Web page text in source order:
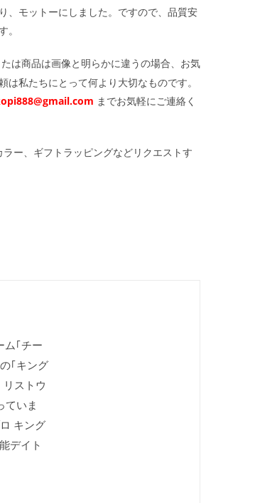
、モットーにしました。ですので、品質安
。
は商品は画像と明らかに違うの場合、お気
私たちにとって何より大切なものです。
までお気軽にご連絡く
ー、ギフトラッピングなどリクエストす
ム｢チー
｢キング
ストウ
ていま
キング
デイト